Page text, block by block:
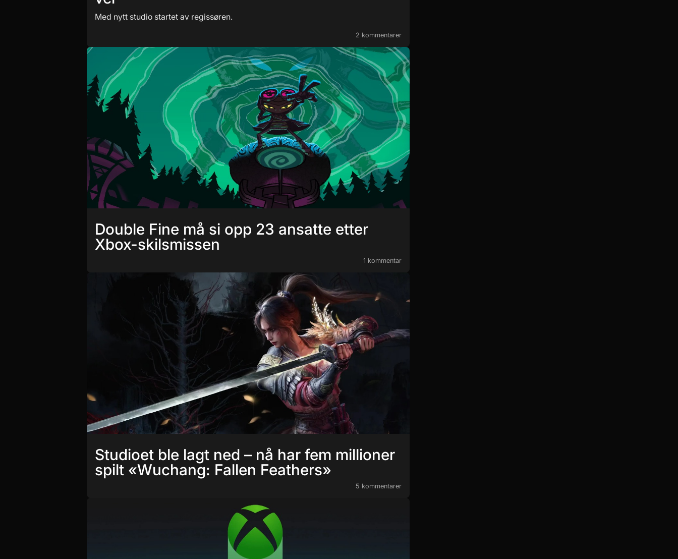
Med nytt studio startet av regissøren.
2 kommentarer
Double Fine må si opp 23 ansatte etter
Xbox-skilsmissen
1 kommentar
Studioet ble lagt ned – nå har fem millioner
spilt «Wuchang: Fallen Feathers»
5 kommentarer